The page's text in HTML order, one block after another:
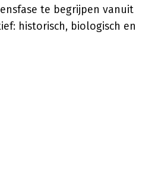
te begrijpen vanuit
historisch, biologisch en